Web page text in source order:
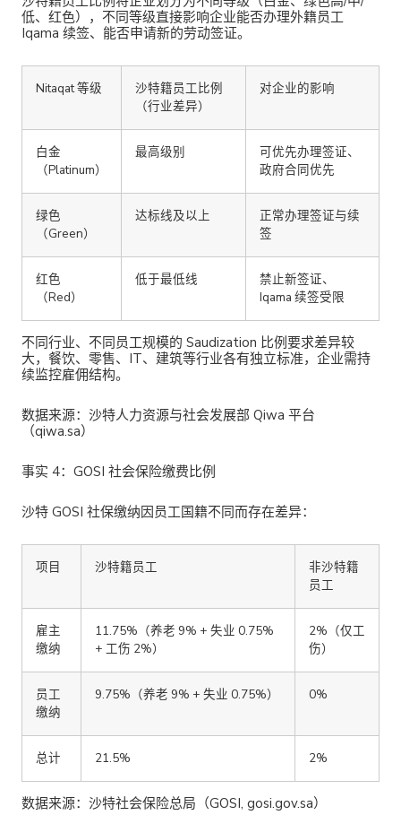
低、红色），不同等级直接影响企业能否办理外籍员工
Iqama 续签、能否申请新的劳动签证。
Nitaqat 等级
沙特籍员工比例
（行业差异）
对企业的影响
白金
（Platinum）
最高级别
可优先办理签证、
政府合同优先
绿色
（Green）
达标线及以上
正常办理签证与续
签
红色
（Red）
低于最低线
禁止新签证、
Iqama 续签受限
不同行业、不同员工规模的 Saudization 比例要求差异较
大，餐饮、零售、IT、建筑等行业各有独立标准，企业需持
续监控雇佣结构。
数据来源：沙特人力资源与社会发展部 Qiwa 平台
（qiwa.sa）
事实 4：GOSI 社会保险缴费比例
沙特 GOSI 社保缴纳因员工国籍不同而存在差异：
项目 沙特籍员工
非沙特籍
员工
雇主
缴纳
11.75%（养老 9% + 失业 0.75%
+ 工伤 2%）
2%（仅工
伤）
员工
缴纳
9.75%（养老 9% + 失业 0.75%） 0%
总计 21.5% 2%
数据来源：沙特社会保险总局（GOSI, gosi.gov.sa）